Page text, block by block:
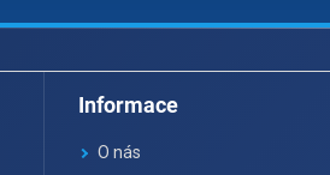
Informace
O nás